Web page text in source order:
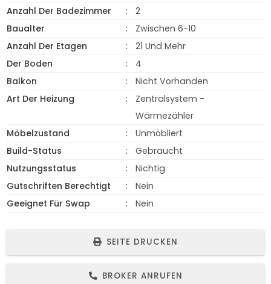
Anzahl Der Badezimmer
2
Baualter
Zwischen 6-10
Anzahl Der Etagen
21 Und Mehr
Der Boden
4
Balkon
Nicht Vorhanden
Art Der Heizung
Zentralsystem -
Wärmezähler
Möbelzustand
Unmöbliert
Build-Status
Gebraucht
Nutzungsstatus
Nichtig
Gutschriften Berechtigt
Nein
Geeignet Für Swap
Nein
SEITE DRUCKEN
BROKER ANRUFEN